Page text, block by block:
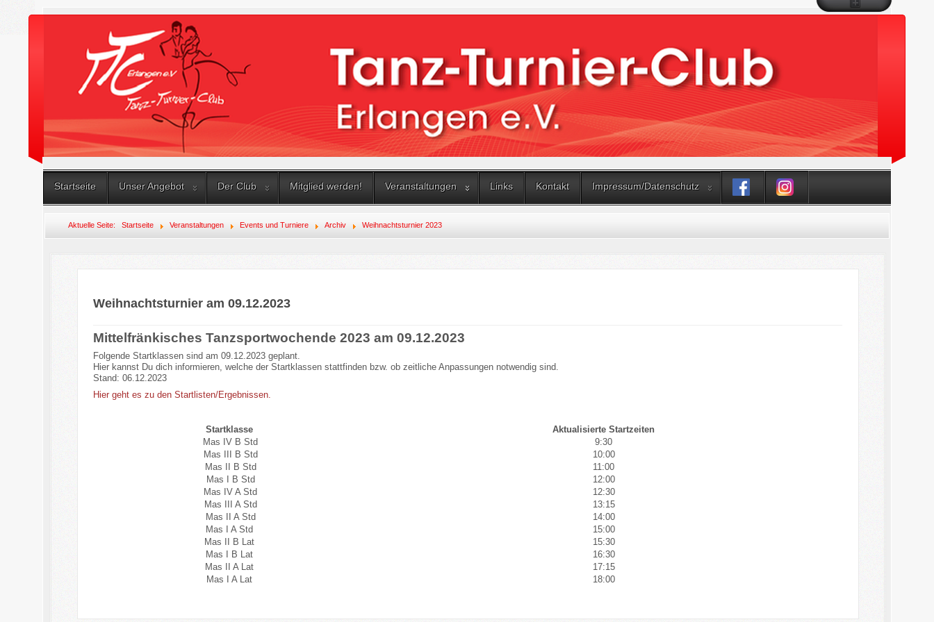
Startseite Unser Angebot Der Club Mitglied werden! Veranstaltungen Links Kontakt Impressum/Datenschutz
Aktuelle Seite:Startseite Veranstaltungen Events und Turniere Archiv Weihnachtsturnier 2023
Weihnachtsturnier am 09.12.2023
Mittelfränkisches Tanzsportwochende 2023 am 09.12.2023
Folgende Startklassen sind am 09.12.2023 geplant.
Hier kannst Du dich informieren, welche der Startklassen stattfinden bzw. ob zeitliche Anpassungen notwendig sind.
Stand: 06.12.2023
Hier geht es zu den Startlisten/Ergebnissen.
Startklasse
Aktualisierte Startzeiten
Mas IV B Std
9:30
Mas III B Std
10:00
Mas II B Std
11:00
Mas I B Std
12:00
Mas IV A Std
12:30
Mas III A Std
13:15
Mas II A Std
14:00
Mas I A Std
15:00
Mas II B Lat
15:30
Mas I B Lat
16:30
Mas II A Lat
17:15
Mas I A Lat
18:00